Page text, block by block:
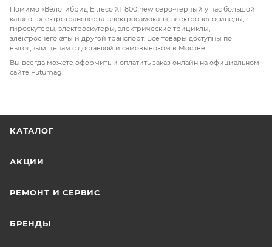
Помимо «Велогибрид Eltreco XT 800 new серо-черный у нас большой
каталог электротранспорта: электросамокаты, электровелосипеды,
гироскутеры, электроскутеры, электрические трициклы,
электроснегокаты и другой транспорт. Все товары доступны по
выгодным ценам с доставкой и самовывозом в Москве.
Вы всегда можете оформить и оплатить заказ онлайн на официальном
сайте Futumag.
КАТАЛОГ
АКЦИИ
РЕМОНТ И СЕРВИС
БРЕНДЫ